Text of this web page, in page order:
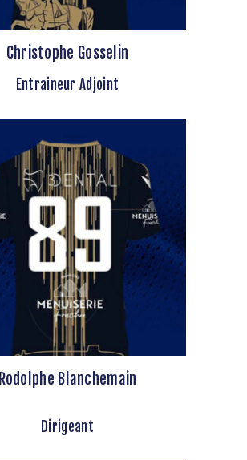
Christophe Gosselin
Entraineur Adjoint
Rodolphe Blanchemain
Dirigeant